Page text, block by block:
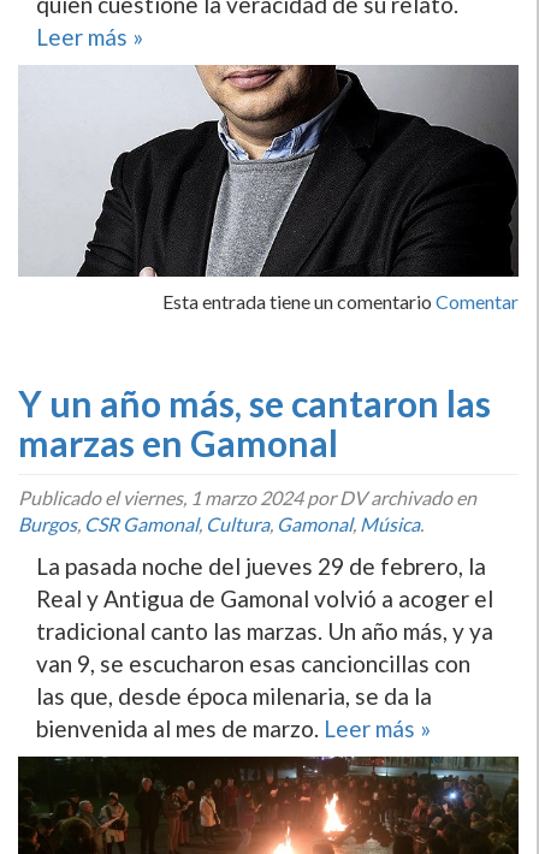
Leer más »
Esta entrada tiene un comentario Comentar
Y un año más, se cantaron las
marzas en Gamonal
Publicado elviernes, 1 marzo 2024por DV archivado en
Burgos, CSR Gamonal, Cultura, Gamonal, Música.
La pasada noche del jueves 29 de febrero, la
Real y Antigua de Gamonal volvió a acoger el
tradicional canto las marzas. Un año más, y ya
van 9, se escucharon esas cancioncillas con
las que, desde época milenaria, se da la
bienvenida al mes de marzo. Leer más »